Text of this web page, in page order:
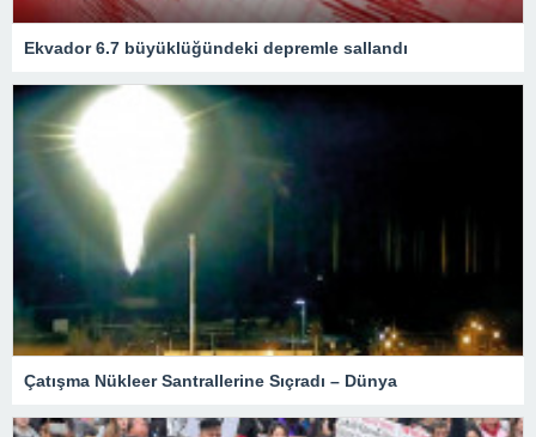
Ekvador 6.7 büyüklüğündeki depremle sallandı
Çatışma Nükleer Santrallerine Sıçradı – Dünya